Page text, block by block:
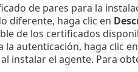
de pares para la
diferente, haga clic en
de los certificados
la autenticación, haga clic en
instalar el agente. Para